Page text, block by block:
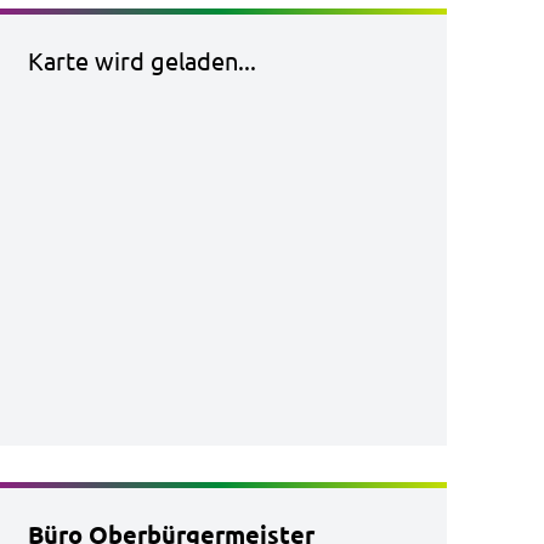
Karte wird geladen...
Büro Oberbürgermeister